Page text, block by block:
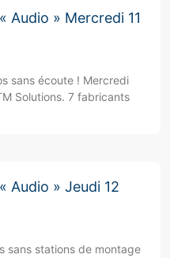
Audio » Mercredi 11
sans écoute ! Mercredi
Solutions. 7 fabricants
Audio » Jeudi 12
sans stations de montage